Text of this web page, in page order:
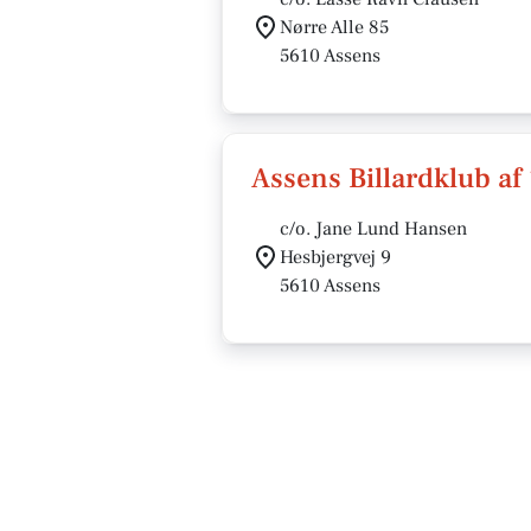
Nørre Alle 85
5610 Assens
Assens Billardklub af
c/o. Jane Lund Hansen
Hesbjergvej 9
5610 Assens